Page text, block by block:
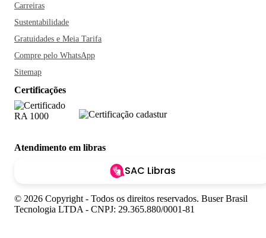
Carreiras
Sustentabilidade
Gratuidades e Meia Tarifa
Compre pelo WhatsApp
Sitemap
Certificações
Atendimento em libras
SAC Libras
© 2026 Copyright - Todos os direitos reservados. Buser Brasil
Tecnologia LTDA - CNPJ: 29.365.880/0001-81